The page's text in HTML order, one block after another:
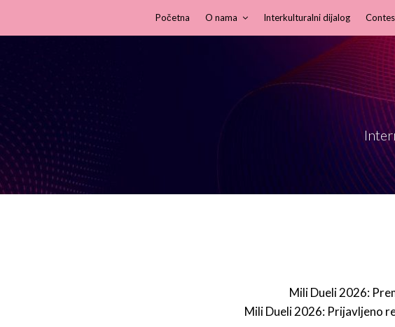
Početna O nama Interkulturalni dijalog
Mili Dueli 2026:
Mili Dueli 2026: Prijavljeno